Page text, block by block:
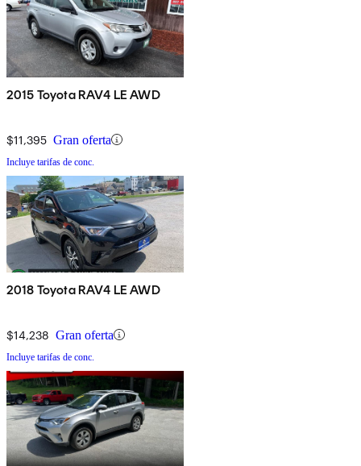
2015 Toyota RAV4 LE AWD
$11,395 Gran oferta
Incluye tarifas de conc.
2018 Toyota RAV4 LE AWD
$14,238 Gran oferta
Incluye tarifas de conc.